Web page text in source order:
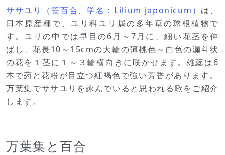
ササユリ（笹百合、学名：Lilium japonicum） は、
日本原産種で、ユリ科ユリ属の多年草の球根植物で
す。ユリの中では早目の6月～7月に、細い花茎を伸
ばし、花長10～15cmの大輪の薄桃色～白色の漏斗状
の花を１茎に１～３輪横向きに咲かせます。雄蕊は6
本で葯と花粉が目立つ紅褐色で強い芳香があります。
万葉集でササユリを詠んでいると思われる歌をご紹介
します。
万葉集と百合